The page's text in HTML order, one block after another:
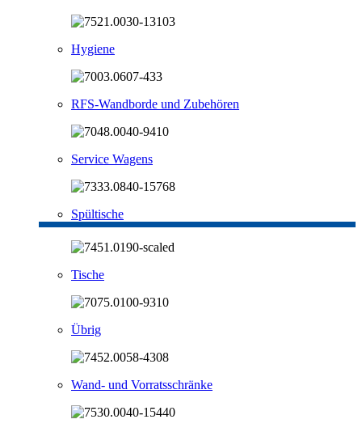
Hygiene
RFS-Wandborde und Zubehören
Service Wagens
Spültische
Tische
Übrig
Wand- und Vorratsschränke